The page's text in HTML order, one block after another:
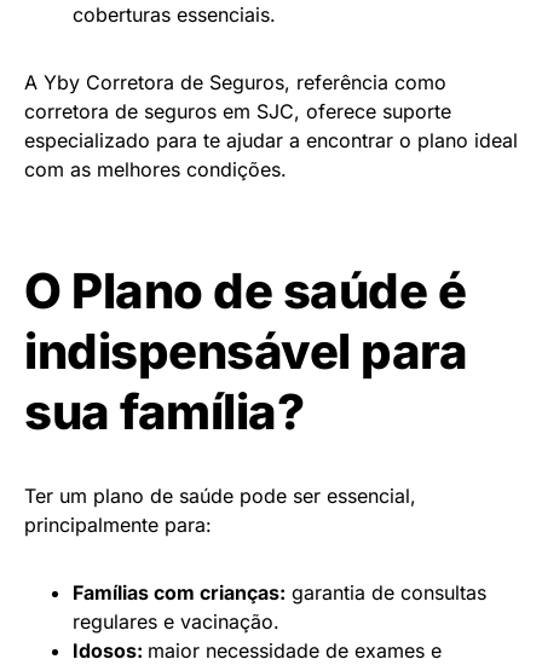
coberturas essenciais.
A Yby Corretora de Seguros, referência como
corretora de seguros em SJC, oferece suporte
especializado para te ajudar a encontrar o plano ideal
com as melhores condições.
O Plano de saúde é
indispensável para
sua família?
Ter um plano de saúde pode ser essencial,
principalmente para:
Famílias com crianças: garantia de consultas
regulares e vacinação.
Idosos: maior necessidade de exames e